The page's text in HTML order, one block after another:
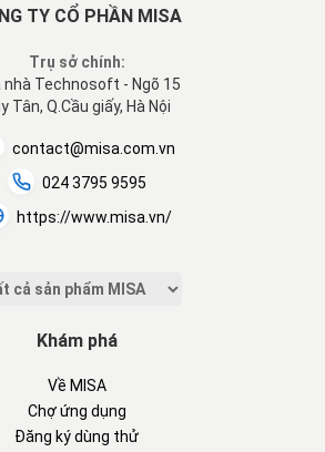
TY CỔ PHẦN MISA
Trụ sở chính:
nhà Technosoft - Ngõ 15
Tân, Q.Cầu giấy, Hà Nội
contact@misa.com.vn
024 3795 9595
https://www.misa.vn/
Khám phá
Về MISA
Chợ ứng dụng
Đăng ký dùng thử